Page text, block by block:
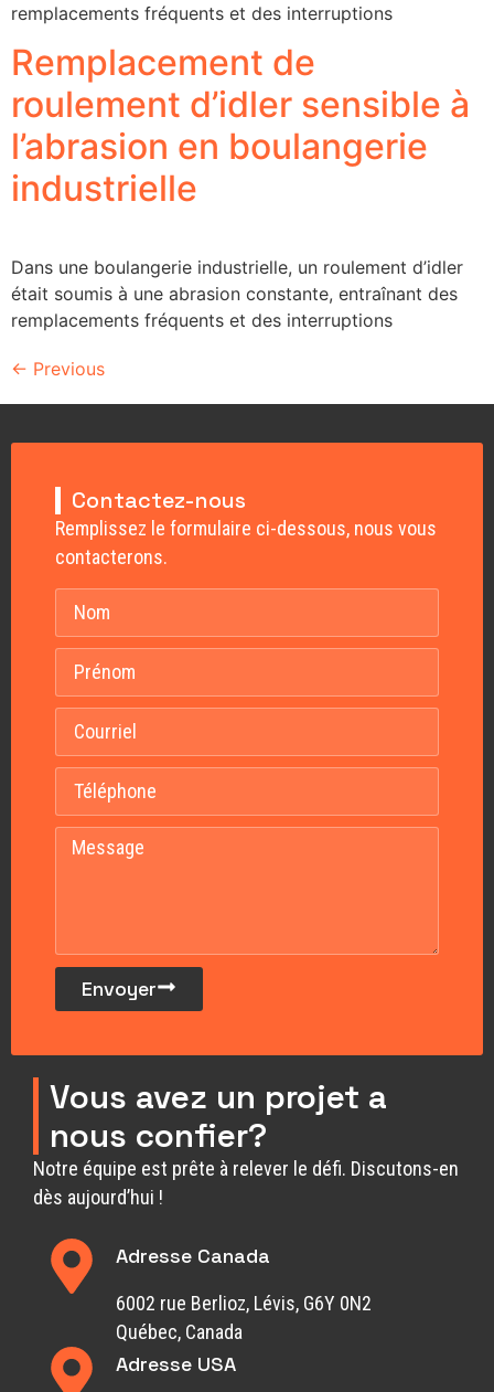
remplacements fréquents et des interruptions
Remplacement de
roulement d’idler sensible à
l’abrasion en boulangerie
industrielle
Dans une boulangerie industrielle, un roulement d’idler
était soumis à une abrasion constante, entraînant des
remplacements fréquents et des interruptions
← Previous
Vous avez un projet a
nous confier?
Notre équipe est prête à relever le défi. Discutons-en
dès aujourd’hui !
Adresse Canada
6002 rue Berlioz, Lévis, G6Y 0N2
Québec, Canada
Adresse USA
Contactez-nous
Remplissez le formulaire ci-dessous, nous vous
contacterons.
Envoyer